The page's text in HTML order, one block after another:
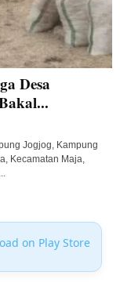
Desa
Jogjog, Kampung
Kecamatan Maja,